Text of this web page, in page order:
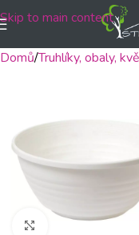
Skip to main content
Domů Truhlíky, obaly,
Klikněte pro